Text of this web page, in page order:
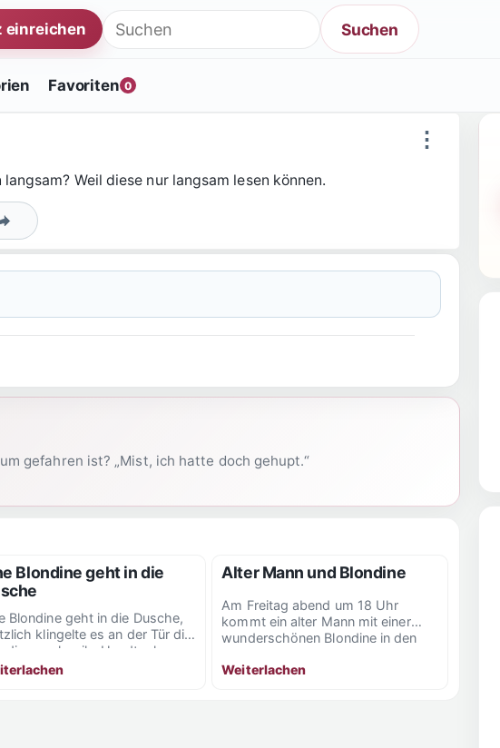
Suche nach: Suchen
einreichen
Favoriten 0
⋮
Weil diese nur langsam lesen können.
Teilen
gefahren ist? „Mist, ich hatte doch gehupt.“
Blondine geht in die
Blondine geht in die Dusche,
klingelte es an der Tür die
nahm ihr Handtuch
Alter Mann und Blondine
Am Freitag abend um 18 Uhr
kommt ein alter Mann mit einer
wunderschönen Blondine in den
Weiterlachen